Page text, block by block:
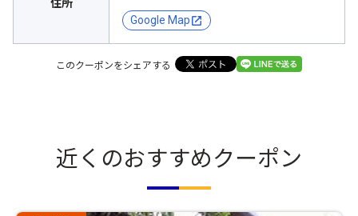
住所
Google Map
このクーポンをシェアする
近くのおすすめクーポン